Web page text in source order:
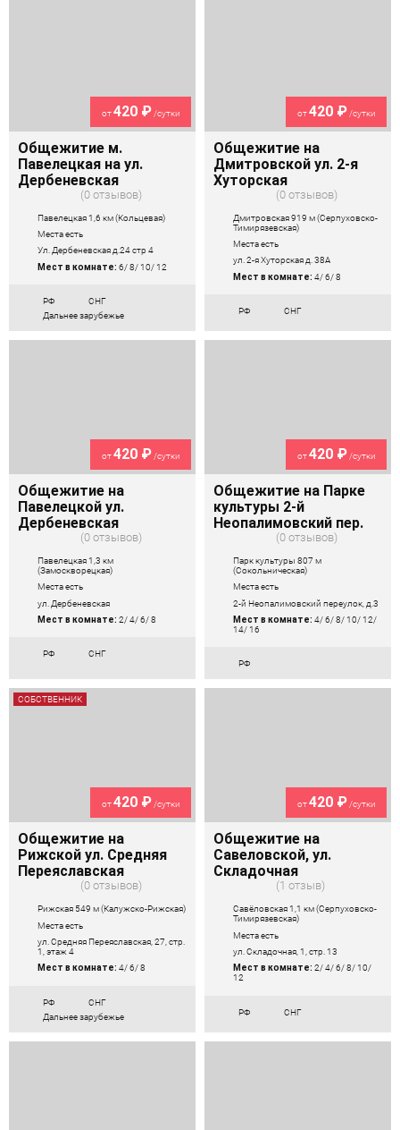
от420 ₽/сутки
Общежитие м.
Павелецкая на ул.
Дербеневская
0 отзывов
Павелецкая 1,6 км (Кольцевая)
Места есть
Ул. Дербеневская д.24 стр 4
Мест в комнате: 6/ 8/ 10/ 12
РФ
СНГ
Дальнее зарубежье
от420 ₽/сутки
Общежитие на
Дмитровской ул. 2-я
Хуторская
0 отзывов
Дмитровская 919 м (Серпуховско-
Тимирязевская)
Места есть
ул. 2-я Хуторская д. 38А
Мест в комнате: 4/ 6/ 8
РФ СНГ
от420 ₽/сутки
Общежитие на
Павелецкой ул.
Дербеневская
0 отзывов
Павелецкая 1,3 км
(Замоскворецкая)
Места есть
ул. Дербеневская
Мест в комнате: 2/ 4/ 6/ 8
РФ СНГ
от420 ₽/сутки
Общежитие на Парке
культуры 2-й
Неопалимовский пер.
0 отзывов
Парк культуры 807 м
(Сокольническая)
Места есть
2-й Неопалимовский переулок, д.3
Мест в комнате: 4/ 6/ 8/ 10/ 12/
14/ 16
РФ
от420 ₽/сутки
Общежитие на
Рижской ул. Средняя
Переяславская
0 отзывов
Рижская 549 м (Калужско-Рижская)
Места есть
ул. Средняя Переяславская, 27, стр.
1, этаж 4
Мест в комнате: 4/ 6/ 8
РФ
СНГ
Дальнее зарубежье
СОБСТВЕННИК
от420 ₽/сутки
Общежитие на
Савеловской, ул.
Складочная
1 отзыв
Савёловская 1,1 км (Серпуховско-
Тимирязевская)
Места есть
ул. Складочная, 1, стр. 13
Мест в комнате: 2/ 4/ 6/ 8/ 10/
12
РФ СНГ